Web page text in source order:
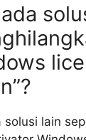
solusi lain